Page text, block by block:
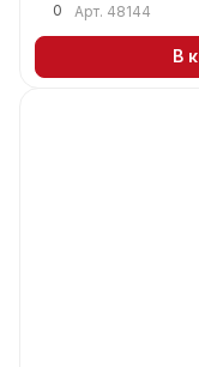
0 Арт. 48144
В